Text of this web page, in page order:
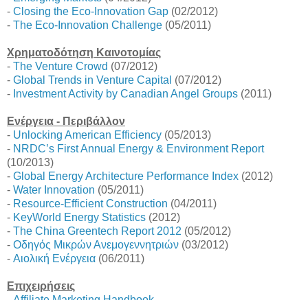
- Closing the Eco-Innovation Gap (02/2012)
- The Eco-Innovation Challenge (05/2011)
Χρηματοδότηση Καινοτομίας
- The Venture Crowd (07/2012)
- Global Trends in Venture Capital (07/2012)
- Investment Activity by Canadian Angel Groups (2011)
Ενέργεια - Περιβάλλον
- Unlocking American Efficiency (05/2013)
- NRDC’s First Annual Energy & Environment Report
(10/2013)
- Global Energy Architecture Performance Index (2012)
- Water Innovation (05/2011)
- Resource-Efficient Construction (04/2011)
- KeyWorld Energy Statistics (2012)
- The China Greentech Report 2012 (05/2012)
- Οδηγός Μικρών Ανεμογεννητριών (03/2012)
- Αιολική Ενέργεια (06/2011)
Επιχειρήσεις